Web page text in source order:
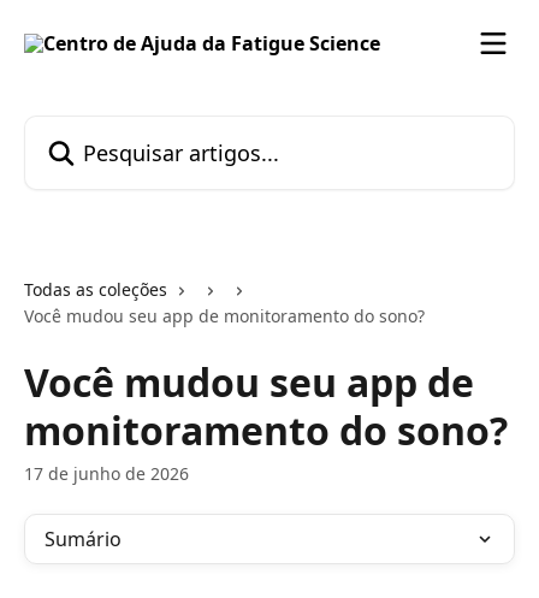
Todas as coleções
Você mudou seu app de monitoramento do sono?
Você mudou seu app de
monitoramento do sono?
17 de junho de 2026
Sumário